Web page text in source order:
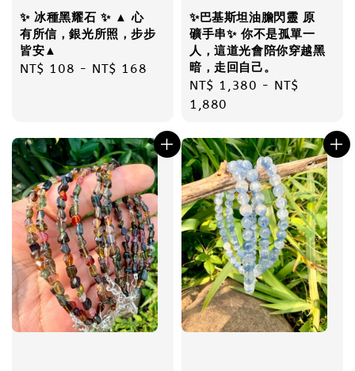
✨ 冰種黑耀石 ✨ ▲ 心
有所信，銀光所照，步步
皆安▲
Regular
NT$ 108 - NT$ 168
✨巴基斯坦油膽閃靈 原
礦手串✨ 你不是孤單一
人，這道光會陪你穿越黑
暗，走回自己。
Regular
price
NT$ 1,380 - NT$
1,880